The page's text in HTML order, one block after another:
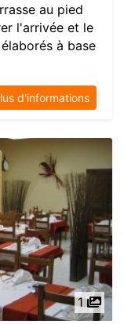
au pied
l'arrivée et le
à base
d'informations
1